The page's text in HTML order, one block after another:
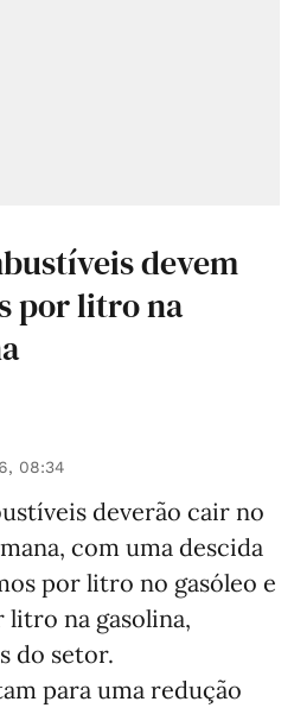
devem
por litro na
08:34
deverão cair no
com uma descida
por litro no gasóleo e
litro na gasolina,
do setor.
para uma redução